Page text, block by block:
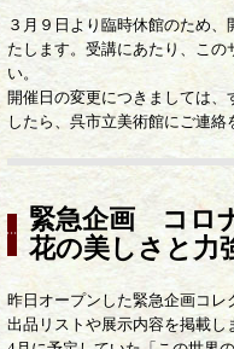
３月９日より臨時休館のため
たします。受講にあたり、この
い。
開催日の変更につきましては
したら、呉市立美術館にご連絡
緊急企画 コロ
花の美しさと力
昨日オープンした緊急企画コ
出品リストや展示内容を掲載し